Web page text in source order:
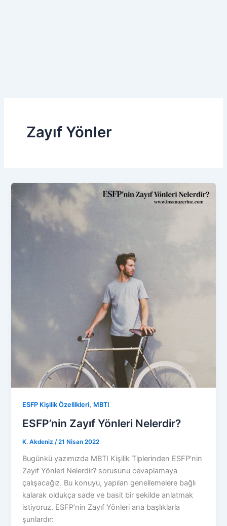
Zayıf Yönler
ESFP Kişilik Özellikleri, MBTI
ESFP’nin Zayıf Yönleri Nelerdir?
K. Akdeniz /21 Nisan 2022
Bugünkü yazımızda MBTI Kişilik Tiplerinden ESFP’nin
Zayıf Yönleri Nelerdir? sorusunu cevaplamaya
çalışacağız. Bu konuyu, yapılan genellemelere bağlı
kalarak oldukça sade ve basit bir şekilde anlatmak
istiyoruz. ESFP’nin Zayıf Yönleri ana başlıklarla
şunlardır: